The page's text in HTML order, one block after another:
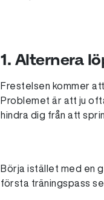
1. Alternera
Frestelsen kommer
Problemet är att ju
hindra dig från att
Börja istället med en
första träningspass se